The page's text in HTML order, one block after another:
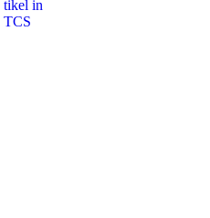
tikel in
TCS